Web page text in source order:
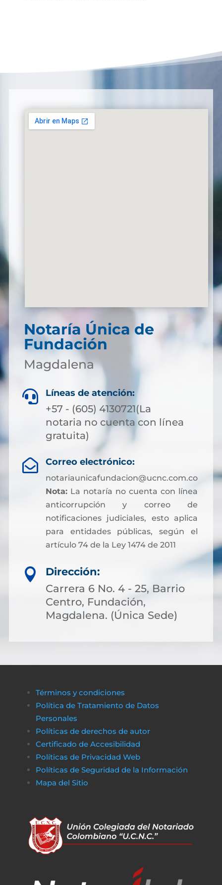
Notaría Única de
Fundación
Magdalena
 Líneas de atención:
+57 - (605) 4130721(La
notaria no cuenta con línea
gratuita)
 Correo electrónico:
notariaunicafundacion@ucnc.com.co
Nota:La notaría no cuenta con línea
anticorrupción y correo de
notificaciones judiciales, esto aplica
para entidades públicas, según el
artículo 74 de la Ley 1474 de 2011

Dirección:
Carrera 6 No. 4 - 25, Barrio
Centro, Fundación,
Magdalena. (Única Sede)
Términos y condiciones
Política de Tratamiento de Datos
Personales
Políticas de derechos de autor
Certificado de Accesibilidad
Políticas de Privacidad Web
Políticas de Seguridad de la Información
Mapa del Sitio